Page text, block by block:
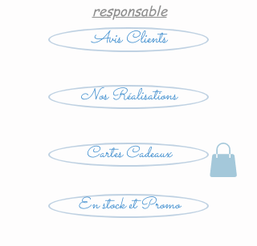
responsable
Avis Clients
Nos Réalisations
Cartes Cadeaux
En stock et Promo